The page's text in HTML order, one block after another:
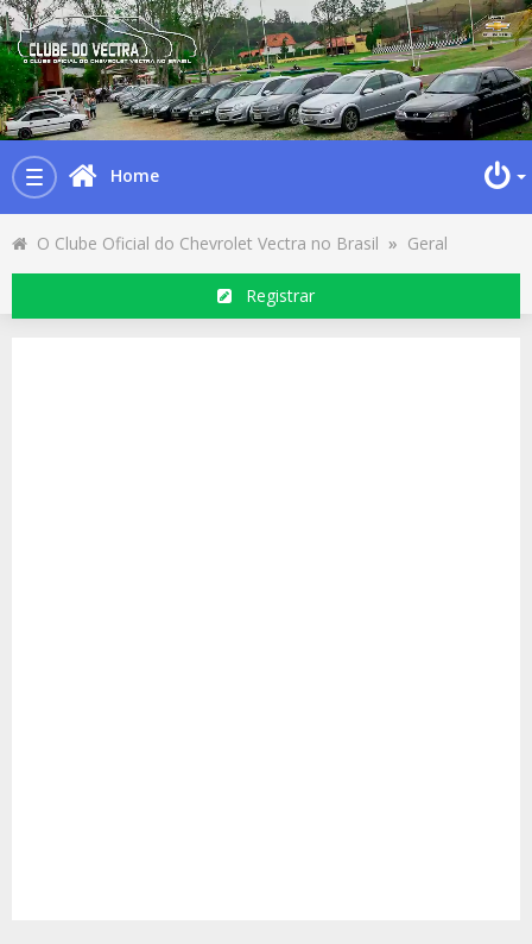
Toggle
navigation
Home
O Clube Oficial do Chevrolet Vectra no Brasil » Geral
Registrar